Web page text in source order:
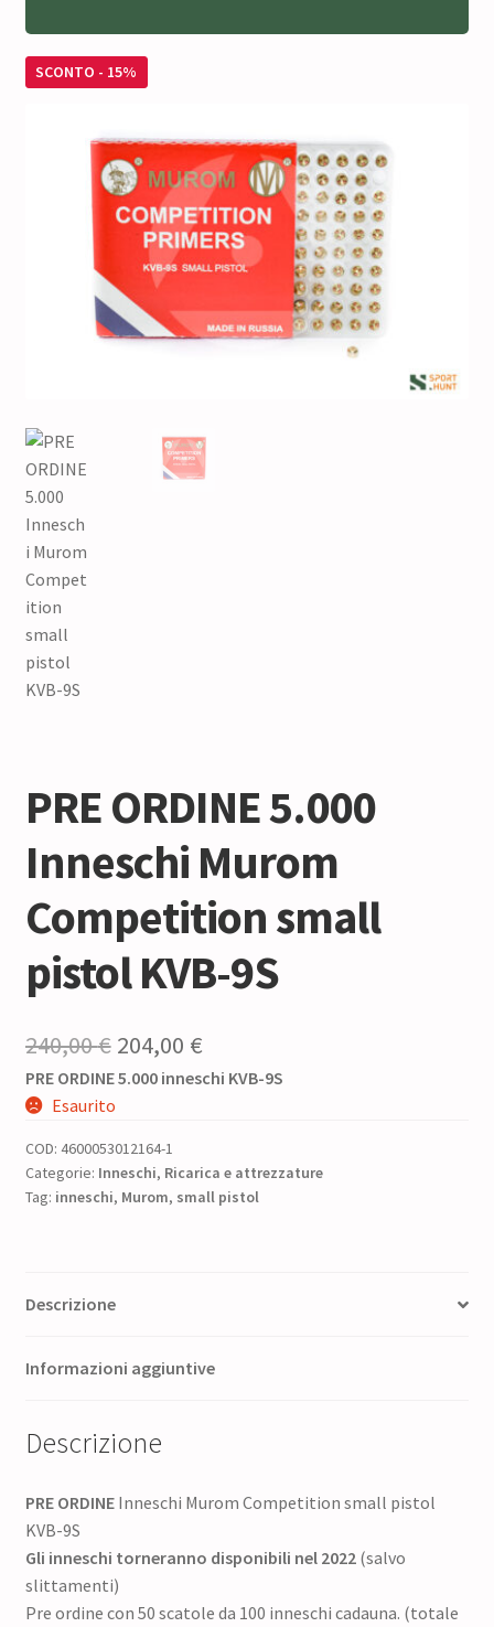
SCONTO - 15%
PRE ORDINE 5.000
Inneschi Murom
Competition small
pistol KVB-9S
240,00€ Il
prezzo
era:
240,00 €.
204,00 €Il
prezzo
è:
204,00 €.
PRE ORDINE 5.000 inneschi KVB-9S
Esaurito
COD: 4600053012164-1
Categorie: Inneschi, Ricarica e attrezzature
Tag: inneschi, Murom, small pistol
Descrizione
Informazioni aggiuntive
Descrizione
PRE ORDINEInneschi Murom Competition small pistol
KVB-9S
Gli inneschi torneranno disponibili nel 2022 (salvo
slittamenti)
Pre ordine con 50 scatole da 100 inneschi cadauna. (totale